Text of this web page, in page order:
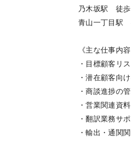
乃木坂駅 徒
青山一丁目駅
《主な仕事内容
・目標顧客リ
・潜在顧客向
・商談進捗の
・営業関連資
・翻訳業務サ
・輸出・通関